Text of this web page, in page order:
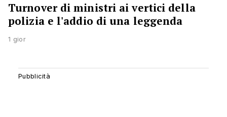
Turnover di ministri ai vertici della
polizia e l'addio di una leggenda
1 gior